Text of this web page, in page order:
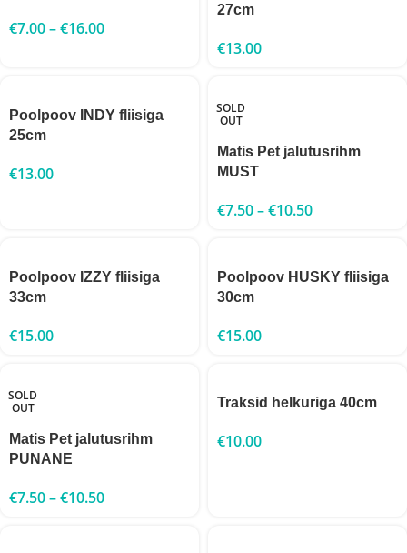
€7.00–€16.00
27cm
€13.00
Poolpoov INDY fliisiga
25cm
€13.00
SOLD
OUT
Matis Pet jalutusrihm
MUST
€7.50–€10.50
Poolpoov IZZY fliisiga
33cm
€15.00
Poolpoov HUSKY fliisiga
30cm
€15.00
SOLD
OUT
Matis Pet jalutusrihm
PUNANE
€7.50–€10.50
Traksid helkuriga 40cm
€10.00